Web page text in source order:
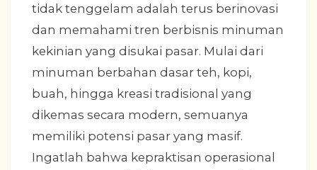
tidak tenggelam adalah terus berinovasi
dan memahami tren berbisnis minuman
kekinian yang disukai pasar. Mulai dari
minuman berbahan dasar teh, kopi,
buah, hingga kreasi tradisional yang
dikemas secara modern, semuanya
memiliki potensi pasar yang masif.
Ingatlah bahwa kepraktisan operasional